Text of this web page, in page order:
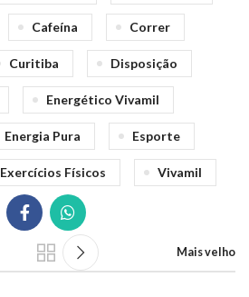
Cafeína Correr
Curitiba Disposição
Energético Vivamil
Energia Pura Esporte
Exercícios Físicos Vivamil
Mais velho